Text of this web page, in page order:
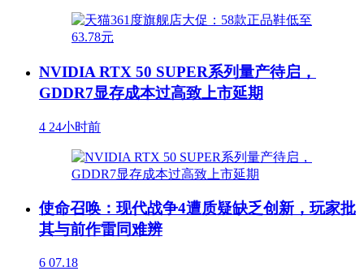
NVIDIA RTX 50 SUPER系列量产待启，
GDDR7显存成本过高致上市延期
4 24小时前
使命召唤：现代战争4遭质疑缺乏创新，玩家批
其与前作雷同难辨
6 07.18